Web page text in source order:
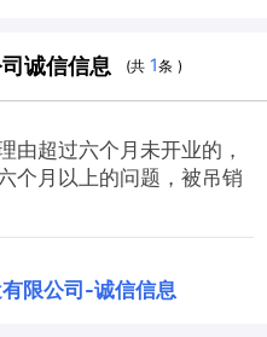
诚信信息 (共 1条 )
由超过六个月未开业的，
个月以上的问题，被吊销
限公司 -诚信信息